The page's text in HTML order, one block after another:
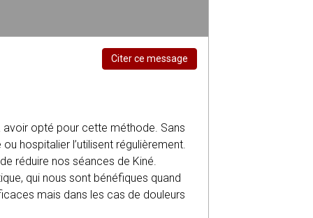
Citer ce message
avoir opté pour cette méthode. Sans
hospitalier l’utilisent régulièrement.
réduire nos séances de Kiné.
qui nous sont bénéfiques quand
mais dans les cas de douleurs